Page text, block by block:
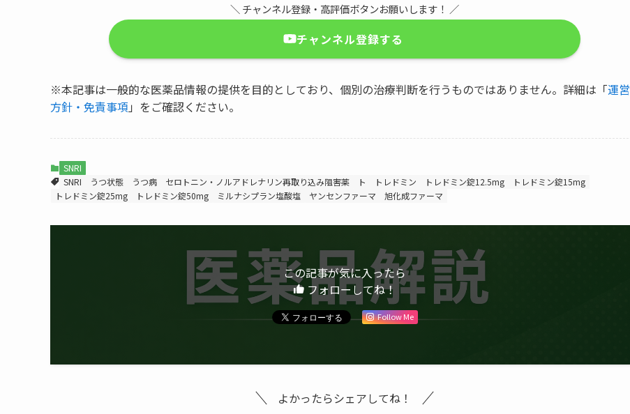
＼ チャンネル登録・高評価ボタンお願いします！ ／
チャンネル登録する
※本記事は一般的な医薬品情報の提供を目的としており、個別の治療判断を行うものではありません。詳細は「運営
方針・免責事項 」をご確認ください。
SNRI
SNRI
うつ状態 うつ病 セロトニン・ノルアドレナリン再取り込み阻害薬 ト トレドミン トレドミン錠12.5mg
トレドミン錠15mg
トレドミン錠25mg
トレドミン錠50mg ミルナシプラン塩酸塩 ヤンセンファーマ 旭化成ファーマ
この記事が気に入ったら
フォローしてね！
Follow Me
よかったらシェアしてね！